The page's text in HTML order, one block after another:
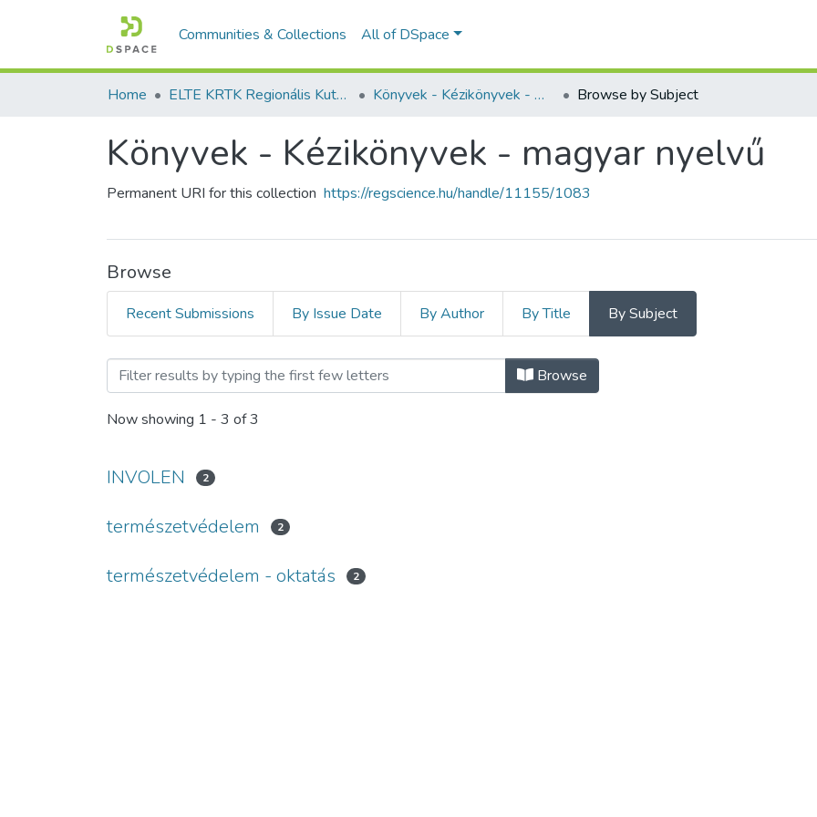
Communities & Collections All of DSpace
Home ELTE KRTK Regionális Kutatások Intézete Könyvek - Kézikönyvek - magyar nyelvű Browse by Subject
Könyvek - Kézikönyvek - magyar nyelvű
Permanent URI for this collection https://regscience.hu/handle/11155/1083
Browse
Recent Submissions By Issue Date By Author By Title By Subject
Browsing Könyvek - Kézikönyvek - magyar nyelvű by Subject
Browse
Now showing 1 - 3 of 3
INVOLEN 2
természetvédelem 2
természetvédelem - oktatás 2